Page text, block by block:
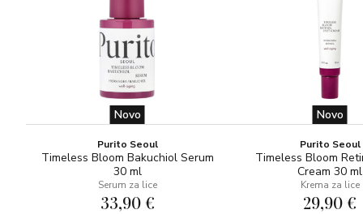
1 × dekorativna staklena tacna
Novo
Purito Seoul
Timeless Bloom Bakuchiol Serum
30 ml
Serum za lice
33,90 €
Novo
Purito Seoul
Timeless Bloom
Cream 30 ml
Krema za lice
29,90 €